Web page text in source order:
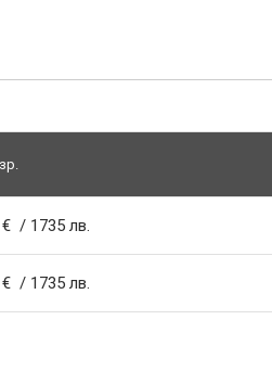
/ 1735 лв.
/ 1735 лв.